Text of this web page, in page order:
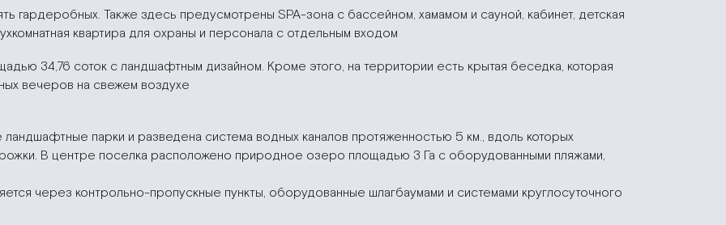
гардеробных. Также здесь предусмотрены SPA-зона с бассейном, хамамом и сауной, кабинет, детская
квартира для охраны и персонала с отдельным входом
34,76 соток с ландшафтным дизайном. Кроме этого, на территории есть крытая беседка, которая
вечеров на свежем воздухе
парки и разведена система водных каналов протяженностью 5 км., вдоль которых
В центре поселка расположено природное озеро площадью 3 Га с оборудованными пляжами,
через контрольно-пропускные пункты, оборудованные шлагбаумами и системами круглосуточного